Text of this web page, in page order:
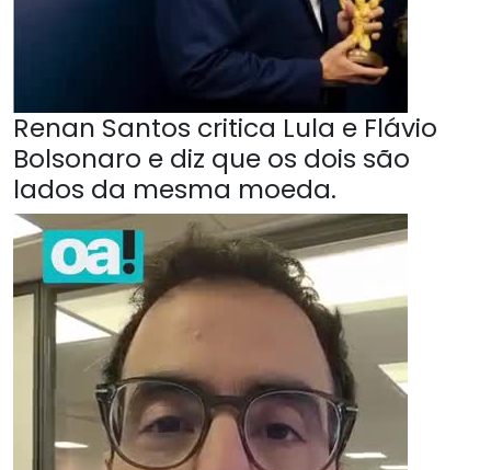
Renan Santos critica Lula e Flávio
Bolsonaro e diz que os dois são
lados da mesma moeda.